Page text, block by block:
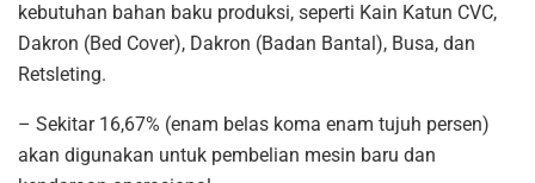
kebutuhan bahan baku produksi, seperti Kain Katun CVC,
Dakron (Bed Cover), Dakron (Badan Bantal), Busa, dan
Retsleting.
– Sekitar 16,67% (enam belas koma enam tujuh persen)
akan digunakan untuk pembelian mesin baru dan